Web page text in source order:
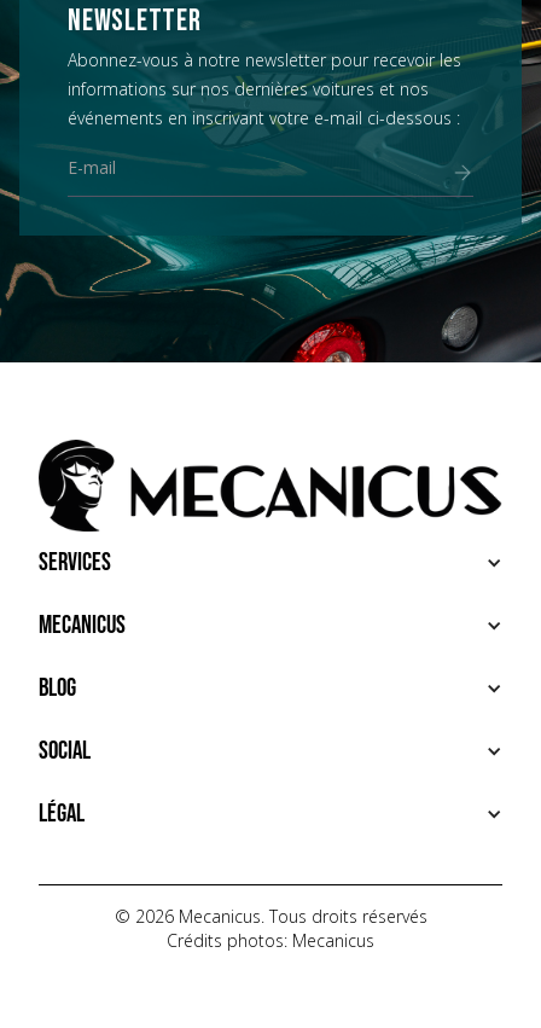
NEWSLETTER
Abonnez-vous à notre newsletter pour recevoir les
informations sur nos dernières voitures et nos
événements en inscrivant votre e-mail ci-dessous :
Services
ACHETER
VENDRE
SERVICES PREMIUM
Mecanicus
À PROPOS
HOUSE MECANICUS
CONTACT
Blog
NEWS
VIDÉOS
AUTOPÉDIA
Social
INSTAGRAM
TIKTOK
YOUTUBE
Légal
POLITIQUE DE CONFIDENTIALITÉ
© 2026 Mecanicus. Tous droits réservés
Crédits photos: Mecanicus